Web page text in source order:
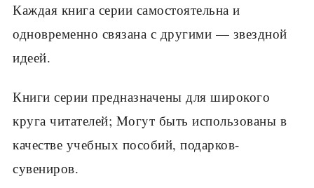
Каждая книга серии самостоятельна и
одновременно связана с другими — звездной
идеей.
Книги серии предназначены для широкого
круга читателей; Mогyт быть использованы в
качестве учебных пособий, подарков-
сувениров.